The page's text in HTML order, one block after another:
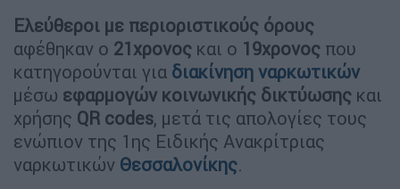
Ελεύθεροι με περιοριστικούς όρους
αφέθηκαν ο 21χρονος και ο 19χρονος που
κατηγορούνται για διακίνηση ναρκωτικών
μέσω εφαρμογών κοινωνικής δικτύωσης και
χρήσης QR codes, μετά τις απολογίες τους
ενώπιον της 1ης Ειδικής Ανακρίτριας
ναρκωτικών Θεσσαλονίκης.